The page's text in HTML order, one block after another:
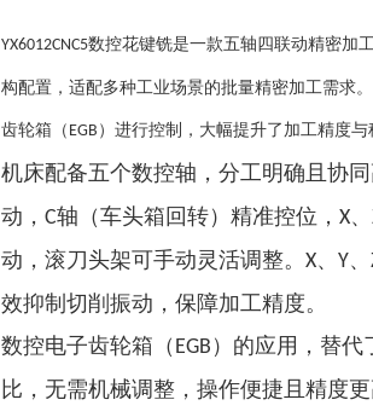
YX6012CNC5数控花键铣是一款五轴四联动精密加
构配置，适配多种工业场景的批量精密加工需求
齿轮箱（ EGB ）进行控制，大幅提升了加工精度与
机床配备五个数控轴，分工明确且协
动， C轴（车头箱回转）精准控位， X、
动，滚刀头架可手动灵活调整。 X、 Y、
效抑制切削振动，保障加工精度。
数控电子齿轮箱（ EGB ）的应用，替
比，无需机械调整，操作便捷且精度